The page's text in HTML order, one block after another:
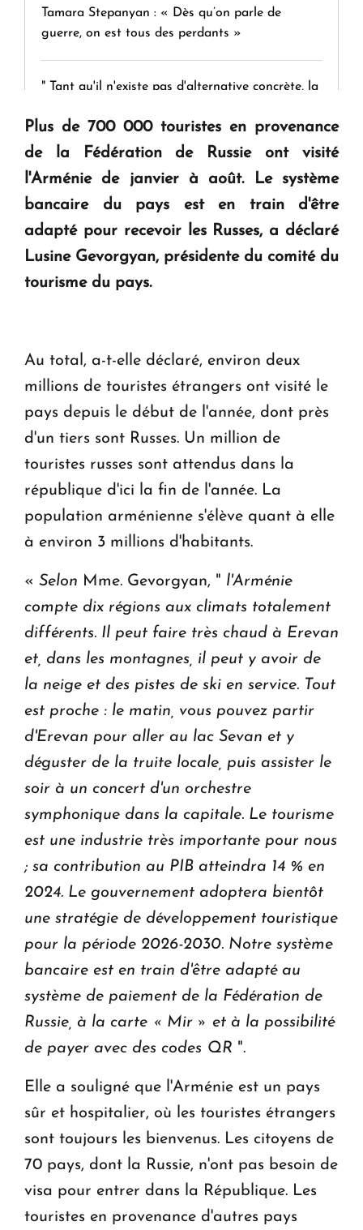
Tamara Stepanyan : « Dès qu’on parle de
guerre, on est tous des perdants »
" Tant qu'il n'existe pas d'alternative concrète, la
KASA : 30 ans d'audace, de résilience et d'avenir
en Arménie
Le premier hôtel Hyatt Regency d'Arménie
ouvrira ses portes à Dilijan
Plus de 700 000 touristes en provenance
de la Fédération de Russie ont visité
l'Arménie de janvier à août. Le système
bancaire du pays est en train d'être
adapté pour recevoir les Russes, a déclaré
Lusine Gevorgyan, présidente du comité du
tourisme du pays.
Au total, a-t-elle déclaré, environ deux
millions de touristes étrangers ont visité le
pays depuis le début de l'année, dont près
d'un tiers sont Russes. Un million de
touristes russes sont attendus dans la
république d'ici la fin de l'année. La
population arménienne s'élève quant à elle
à environ 3 millions d'habitants.
« Selon Mme. Gevorgyan, " l'Arménie
compte dix régions aux climats totalement
différents. Il peut faire très chaud à Erevan
et, dans les montagnes, il peut y avoir de
la neige et des pistes de ski en service. Tout
est proche : le matin, vous pouvez partir
d'Erevan pour aller au lac Sevan et y
déguster de la truite locale, puis assister le
soir à un concert d'un orchestre
symphonique dans la capitale. Le tourisme
est une industrie très importante pour nous
; sa contribution au PIB atteindra 14 % en
2024. Le gouvernement adoptera bientôt
une stratégie de développement touristique
pour la période 2026-2030. Notre système
bancaire est en train d'être adapté au
système de paiement de la Fédération de
Russie, à la carte « Mir » et à la possibilité
de payer avec des codes QR ".
Elle a souligné que l'Arménie est un pays
sûr et hospitalier, où les touristes étrangers
sont toujours les bienvenus. Les citoyens de
70 pays, dont la Russie, n'ont pas besoin de
visa pour entrer dans la République. Les
touristes en provenance d'autres pays